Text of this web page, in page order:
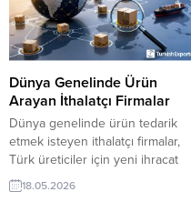
platform, companies can access
verified buyer behavior, shipment
histories, product categories, and
market trends in real time. This
data-driven...
Dünya Genelinde Ürün
Arayan İthalatçı Firmalar
Dünya genelinde ürün tedarik
etmek isteyen ithalatçı firmalar,
Türk üreticiler için yeni ihracat
fırsatları oluşturmaya devam
ediyor. TurkishExporter
18.05.2026